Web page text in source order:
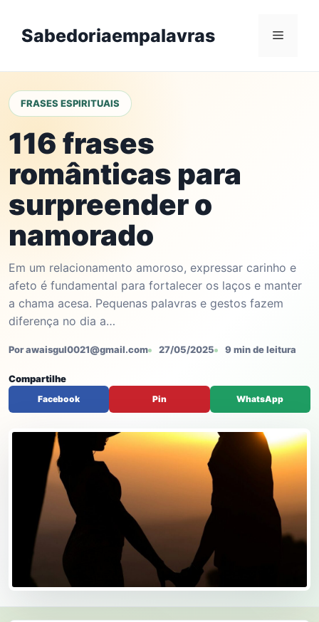
contentSabedoriaempalavras Menu
FRASES ESPIRITUAIS
116 frases
românticas para
surpreender o
namorado
Em um relacionamento amoroso, expressar carinho e
afeto é fundamental para fortalecer os laços e manter
a chama acesa. Pequenas palavras e gestos fazem
diferença no dia a…
Por awaisgul0021@gmail.com 27/05/2025 9 min de leitura
Compartilhe
Facebook Pin WhatsApp